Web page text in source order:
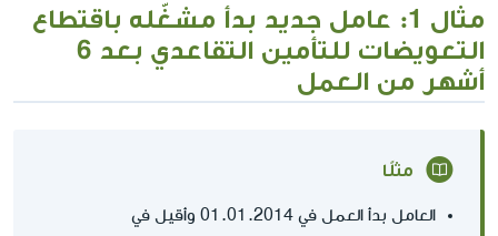
مثال 1: عامل جديد بدأ مشغّله باقتطاع
التعويضات للتأمين التقاعدي بعد 6
أشهر من العمل
مثلًا
العامل بدأ العمل في 01.01.2014 وأقيل في